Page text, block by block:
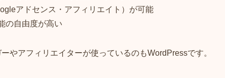
アドセンス・アフィリエイト）が可能
の自由度が高い
やアフィリエイターが使っているのもWordPressです。